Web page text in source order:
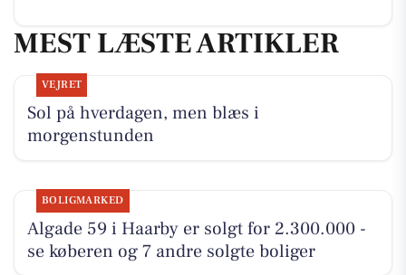
MEST LÆSTE ARTIKLER
VEJRET
Sol på hverdagen, men blæs i
morgenstunden
BOLIGMARKED
Algade 59 i Haarby er solgt for 2.300.000 -
se køberen og 7 andre solgte boliger